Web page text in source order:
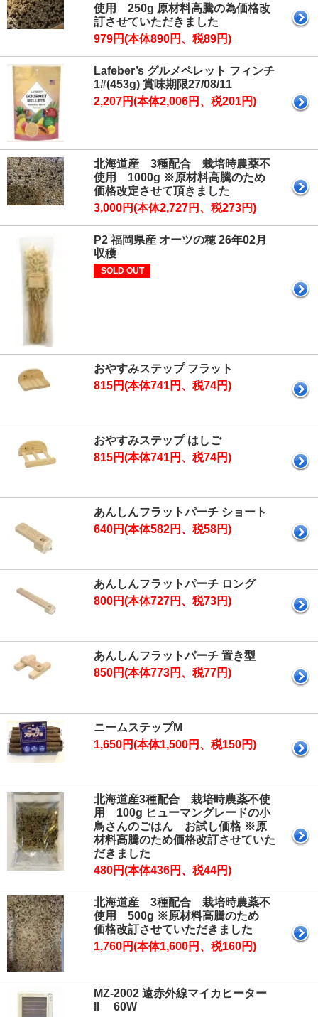
使用 250g 原材料高騰の為価格改
訂させていただきました
979円(本体890円、税89円)
Lafeber’s グルメペレット フィンチ
1#(453g) 賞味期限27/08/11
2,207円(本体2,006円、税201円)
北海道産 3種配合 栽培時農薬不
使用 1000g ※原材料高騰のため
価格改定させて頂きました
3,000円(本体2,727円、税273円)
P2 福岡県産 オーツの穂 26年02月
収穫
SOLD OUT
おやすみステップ フラット
815円(本体741円、税74円)
おやすみステップ はしご
815円(本体741円、税74円)
あんしんフラットパーチ ショート
640円(本体582円、税58円)
あんしんフラットパーチ ロング
800円(本体727円、税73円)
あんしんフラットパーチ 置き型
850円(本体773円、税77円)
ニームステップM
1,650円(本体1,500円、税150円)
北海道産3種配合 栽培時農薬不使
用 100g ヒューマングレードの小
鳥さんのごはん お試し価格 ※原
材料高騰のため価格改訂させていた
だきました
480円(本体436円、税44円)
北海道産 3種配合 栽培時農薬不
使用 500g ※原材料高騰のため
価格改訂させていただきました
1,760円(本体1,600円、税160円)
MZ-2002 遠赤外線マイカヒーター
II 60W